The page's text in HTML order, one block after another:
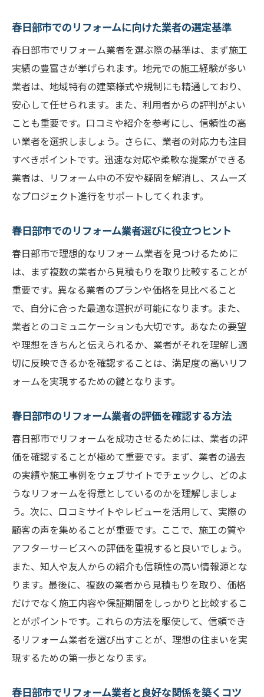
いためのステップ
春日部市でのリフォーム業者の信頼性を確
認するチェックリスト
春日部市でのリフォーム計画を成功させるため
の重要な業者選び
春日部市のリフォーム計画に必要な業者選
びのポイント
春日部市でのリフォームを成功させる業者
の選び方
リフォーム計画を成功に導くための春日部
春日部市で理想のリフォームを実現するた
めの業者選定
春日部市でのリフォーム計画における業者
選びの重要性
春日部市でリフォーム業者を選ぶ際に知っ
ておくべきこと
る安心の理由
長
地元密着型業者を選ぶことで得られる春日
部市でのメリット
春日部市の地元密着型リフォーム業者が信
頼される理由
春日部市で安心して依頼できる地元密着型
業者の特徴
地元密着型リフォーム業者が春日部市で評
価される理由
春日部市の地元密着型リフォーム業者の安
心ポイント
デザイン性を重視した春日部市のリフォームオ
プションを選ぶヒント
春日部市でのデザイン性の高いリフォーム
業者選びのコツ
春日部市でのリフォームに向けた業者の選定基準
春日部市でリフォーム業者を選ぶ際の基準は、まず施工
実績の豊富さが挙げられます。地元での施工経験が多い
業者は、地域特有の建築様式や規制にも精通しており、
安心して任せられます。また、利用者からの評判がよい
ことも重要です。口コミや紹介を参考にし、信頼性の高
い業者を選択しましょう。さらに、業者の対応力も注目
すべきポイントです。迅速な対応や柔軟な提案ができる
業者は、リフォーム中の不安や疑問を解消し、スムーズ
なプロジェクト進行をサポートしてくれます。
春日部市でのリフォーム業者選びに役立つヒント
春日部市で理想的なリフォーム業者を見つけるために
は、まず複数の業者から見積もりを取り比較することが
重要です。異なる業者のプランや価格を見比べること
で、自分に合った最適な選択が可能になります。また、
業者とのコミュニケーションも大切です。あなたの要望
や理想をきちんと伝えられるか、業者がそれを理解し適
切に反映できるかを確認することは、満足度の高いリフ
ォームを実現するための鍵となります。
春日部市のリフォーム業者の評価を確認する方法
春日部市でリフォームを成功させるためには、業者の評
価を確認することが極めて重要です。まず、業者の過去
の実績や施工事例をウェブサイトでチェックし、どのよ
うなリフォームを得意としているのかを理解しましょ
う。次に、口コミサイトやレビューを活用して、実際の
顧客の声を集めることが重要です。ここで、施工の質や
アフターサービスへの評価を重視すると良いでしょう。
また、知人や友人からの紹介も信頼性の高い情報源とな
ります。最後に、複数の業者から見積もりを取り、価格
だけでなく施工内容や保証期間をしっかりと比較するこ
とがポイントです。これらの方法を駆使して、信頼でき
るリフォーム業者を選び出すことが、理想の住まいを実
現するための第一歩となります。
春日部市でリフォーム業者と良好な関係を築くコツ